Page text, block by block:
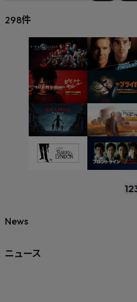
298件
12
News
ニュース